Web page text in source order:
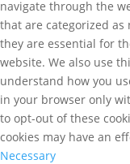
navigate through the
that are categorized as
they are essential for
website. We also use
understand how you
in your browser only
to opt-out of these
cookies may have an
Necessary